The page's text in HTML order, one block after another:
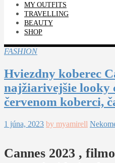
MY OUTFITS
TRAVELLING
BEAUTY
SHOP
FASHION
Hviezdny koberec
najžiarivejšie looky
červenom koberci,
1 júna, 2023 by myamirell
Cannes 2023 ,